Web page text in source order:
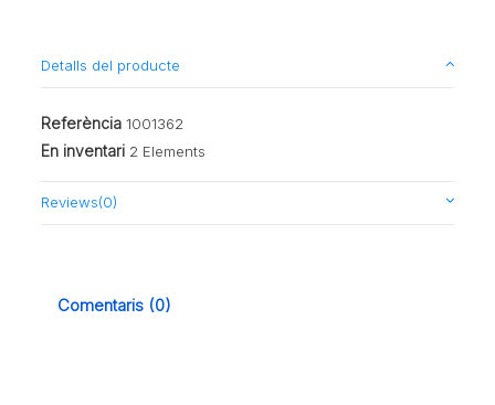
Detalls del producte
Referència 1001362
En inventari 2 Elements
Reviews(0)
Comentaris (0)